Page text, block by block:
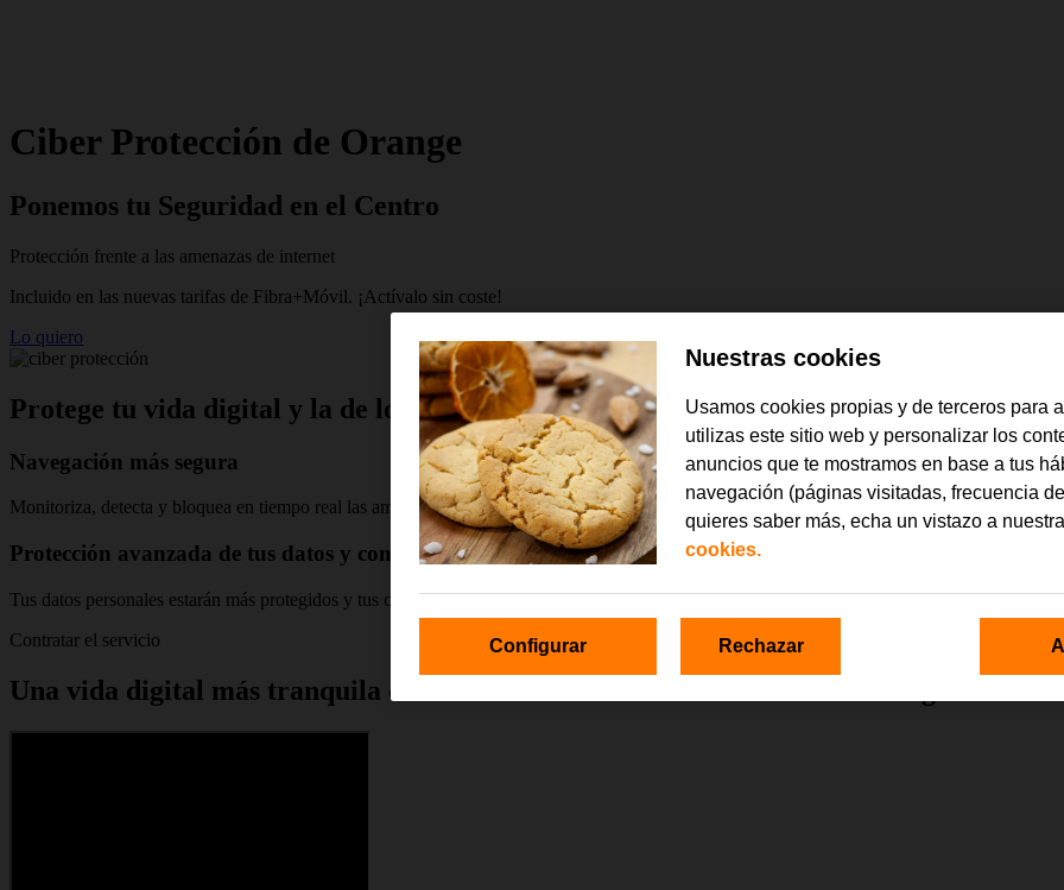
Ciber Protección de Orange
Ponemos tu Seguridad en el Centro
Protección frente a las amenazas de internet
Incluido en las nuevas tarifas de Fibra+Móvil. ¡Actívalo sin coste!
Lo quiero
Protege tu vida digital y la de los tuyos
Navegación más segura
Monitoriza, detecta y bloquea en tiempo real las amenazas de malware y phising.
Protección avanzada de tus datos y compras
Tus datos personales estarán más protegidos y tus compras online más seguras.
Contratar el servicio
Una vida digital más tranquila con el servicio de Ciber Protección de Orange
Nuestras cookies
Usamos cookies propias y de terceros para
utilizas este sitio web y personalizar los
anuncios que te mostramos en base a tus
navegación (páginas visitadas, frecuencia
quieres saber más, echa un vistazo a nuestra
cookies.
Configurar Rechazar